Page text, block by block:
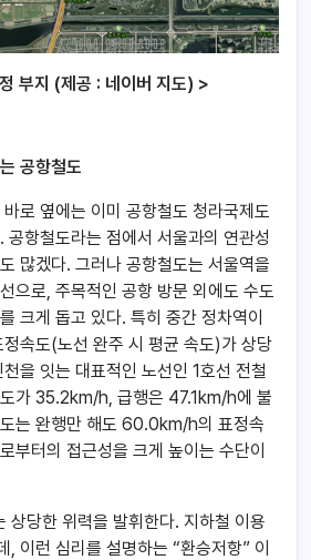
부지 (제공 : 네이버 지도) >
공항철도
로 옆에는 이미 공항철도 청라국제도
공항철도라는 점에서 서울과의 연관성
많겠다. 그러나 공항철도는 서울역을
으로, 주목적인 공항 방문 외에도 수도
크게 돕고 있다. 특히 중간 정차역이
속도(노선 완주 시 평균 속도)가 상당
을 잇는 대표적인 노선인 1호선 전철
가 35.2km/h, 급행은 47.1km/h에 불
는 완행만 해도 60.0km/h의 표정속
부터의 접근성을 크게 높이는 수단이
상당한 위력을 발휘한다. 지하철 이용
, 이런 심리를 설명하는 “환승저항” 이